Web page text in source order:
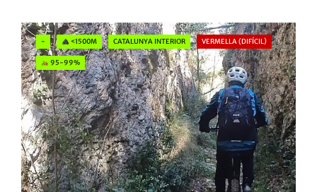
VANSA,
RACONS
AMAGATS
DE
L’ALT
URGELL
Categories
- <1500M CATALUNYA INTERIOR VERMELLA (DIFÍCIL)
95-99%